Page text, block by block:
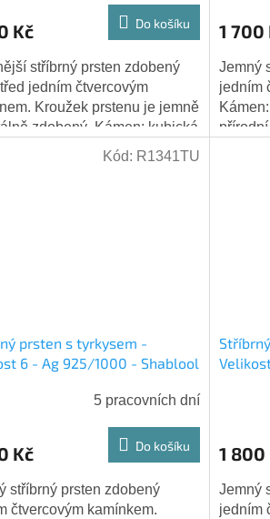
Kč Do košíku
stříbrný prsten zdobený
jedním čtvercovým
Kroužek prstenu je jemně
zdobený. Kámen: kubická
(zirkon) - fialové barvy -
1 700
Jemný
jedním
mm x
prsten s tyrkysem -
6 - Ag 925/1000 - Shablool
5 pracovních dní
Kč Do košíku
stříbrný prsten zdobený
čtvercovým kamínkem.
Kód: R1341TU
1 800
Jemný
jedním